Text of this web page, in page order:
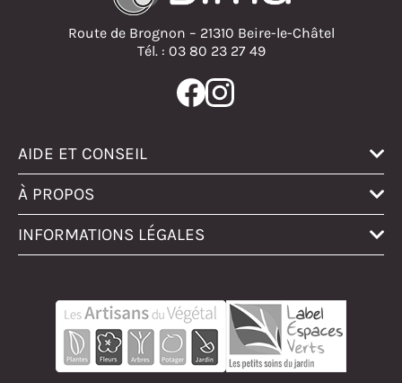
Route de Brognon – 21310 Beire-le-Châtel
Tél. : 03 80 23 27 49
AIDE ET CONSEIL
À PROPOS
INFORMATIONS LÉGALES